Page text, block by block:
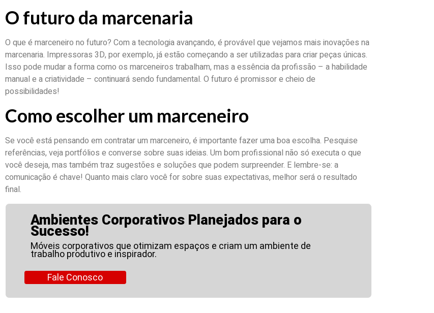
O futuro da marcenaria
O que é marceneiro no futuro? Com a tecnologia avançando, é provável que vejamos mais inovações na
marcenaria. Impressoras 3D, por exemplo, já estão começando a ser utilizadas para criar peças únicas.
Isso pode mudar a forma como os marceneiros trabalham, mas a essência da profissão – a habilidade
manual e a criatividade – continuará sendo fundamental. O futuro é promissor e cheio de
possibilidades!
Como escolher um marceneiro
Se você está pensando em contratar um marceneiro, é importante fazer uma boa escolha. Pesquise
referências, veja portfólios e converse sobre suas ideias. Um bom profissional não só executa o que
você deseja, mas também traz sugestões e soluções que podem surpreender. E lembre-se: a
comunicação é chave! Quanto mais claro você for sobre suas expectativas, melhor será o resultado
final.
Ambientes Corporativos Planejados para o
Sucesso!
Móveis corporativos que otimizam espaços e criam um ambiente de
trabalho produtivo e inspirador.
Fale Conosco